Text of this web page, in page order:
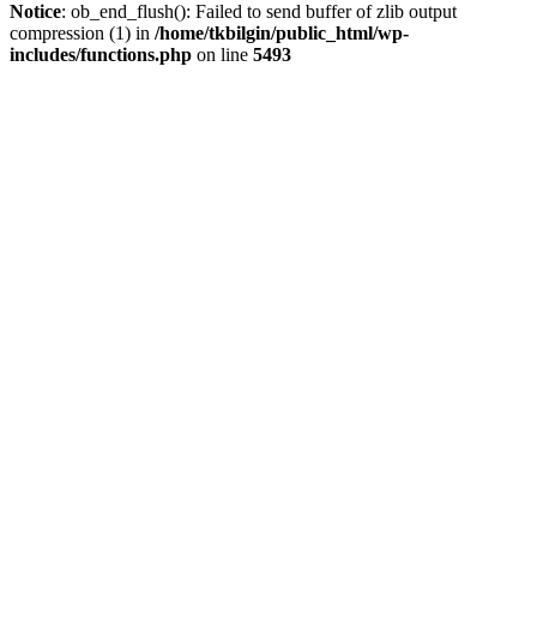
Notice: ob_end_flush(): Failed to send buffer of zlib output
compression (1) in /home/tkbilgin/public_html/wp-
includes/functions.php on line 5493